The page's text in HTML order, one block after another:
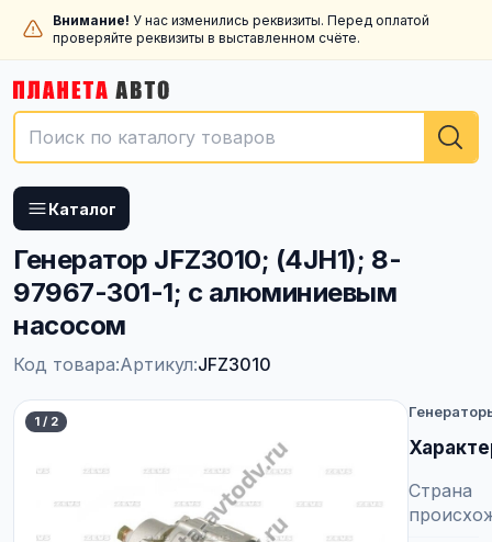
Внимание! У нас изменились реквизиты. Перед оплатой
проверяйте реквизиты в выставленном счёте.
Каталог
Генератор JFZ3010; (4JH1); 8-
97967-301-1; с алюминиевым
насосом
Код товара:Артикул:JFZ3010
1 / 2
Страна